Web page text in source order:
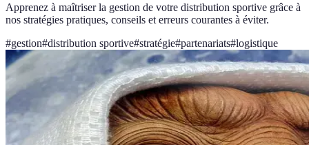
Apprenez à maîtriser la gestion de votre distribution sportive grâce à
nos stratégies pratiques, conseils et erreurs courantes à éviter.
#gestion#distribution sportive#stratégie#partenariats#logistique